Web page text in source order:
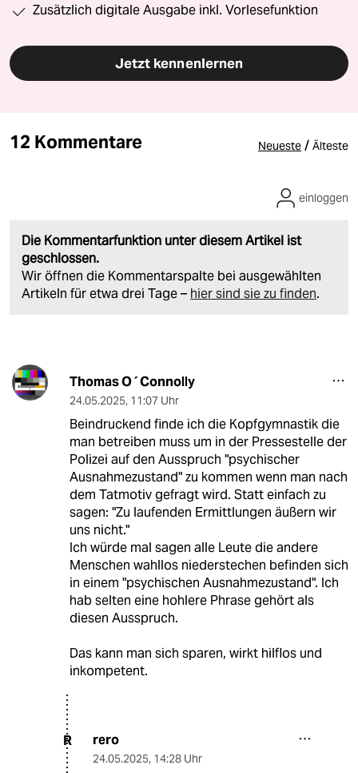
Zusätzlich digitale Ausgabe inkl. Vorlesefunktion
Jetzt kennenlernen
12 Kommentare Neueste / Älteste
Die Kommentarfunktion unter diesem Artikel ist
geschlossen.
Wir öffnen die Kommentarspalte bei ausgewählten
Artikeln für etwa drei Tage – hier sind sie zu finden.
einloggen
Thomas O´Connolly
24.05.2025, 11:07 Uhr
Beindruckend finde ich die Kopfgymnastik die
man betreiben muss um in der Pressestelle der
Polizei auf den Ausspruch "psychischer
Ausnahmezustand" zu kommen wenn man nach
dem Tatmotiv gefragt wird. Statt einfach zu
sagen: "Zu laufenden Ermittlungen äußern wir
uns nicht."
Ich würde mal sagen alle Leute die andere
Menschen wahllos niederstechen befinden sich
in einem "psychischen Ausnahmezustand". Ich
hab selten eine hohlere Phrase gehört als
diesen Ausspruch.
Das kann man sich sparen, wirkt hilflos und
inkompetent.
R rero
24.05.2025, 14:28 Uhr